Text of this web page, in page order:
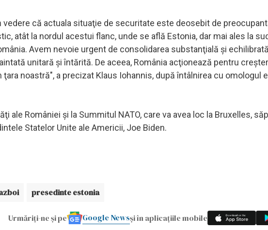
că actuala situaţie de securitate este deosebit de
atât la nordul acestui flanc, unde se află Estonia, dar mai ales la
Avem nevoie urgent de consolidarea substanţială şi
unitară şi întărită. De aceea, România acţionează pentru
noastră", a precizat Klaus Iohannis, după întâlnirea cu omologul
ale României şi la Summitul NATO, care va avea loc la Bruxelles,
Statelor Unite ale Americii, Joe Biden.
presedinte estonia
Urmăriți-ne și pe Google Newsși în aplicațiile mobile